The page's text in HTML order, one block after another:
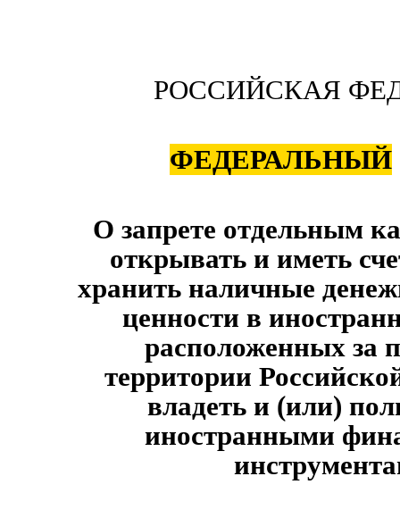
РОССИЙСКАЯ
ФЕДЕРАЛЬНЫЙ
О запрете отдельным
открывать и иметь
хранить наличные
ценности в
расположенных за
территории
владеть и (или)
иностранными